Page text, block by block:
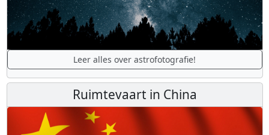
Leer alles over astrofotografie!
Ruimtevaart in China